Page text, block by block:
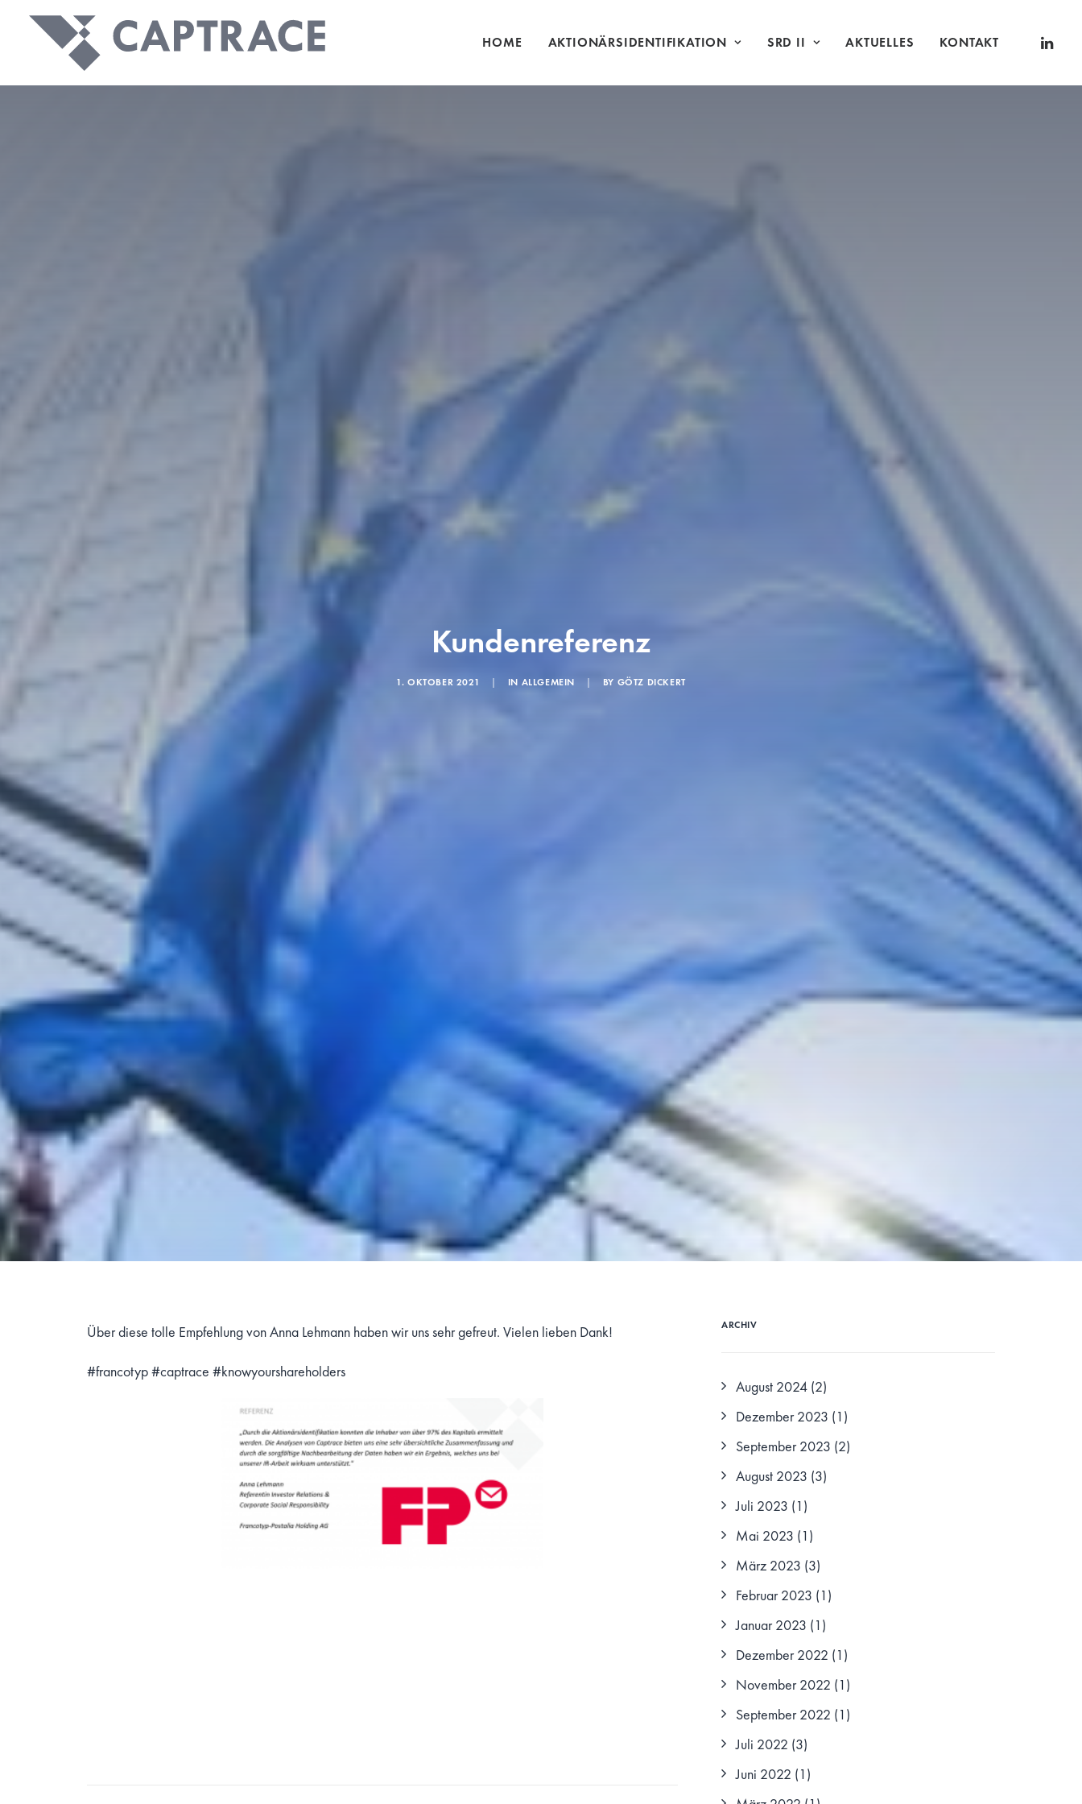
HOME AKTIONÄRSIDENTIFIKATION SRD II AKTUELLES KONTAKT
Kundenreferenz
1. OKTOBER 2021 | IN ALLGEMEIN | BY GÖTZ DICKERT
Über diese tolle Empfehlung vonAnna Lehmann haben wir uns sehr gefreut. Vielen lieben Dank!
#francotyp#captrace #knowyourshareholders
ARCHIV
August 2024 (2)
Dezember 2023 (1)
September 2023 (2)
August 2023 (3)
Juli 2023 (1)
Mai 2023 (1)
März 2023 (3)
Februar 2023 (1)
Januar 2023 (1)
Dezember 2022 (1)
November 2022 (1)
September 2022 (1)
Juli 2022 (3)
Juni 2022 (1)